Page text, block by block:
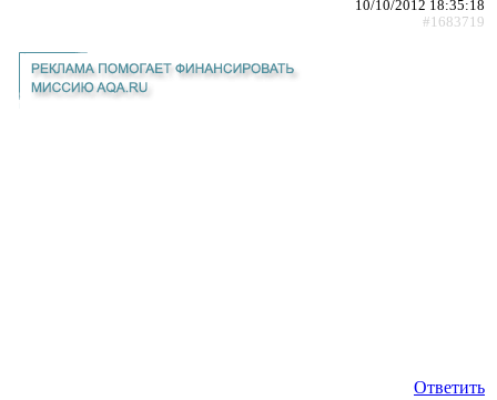
10/10/2012 18:35:18
#1683719
Ответить